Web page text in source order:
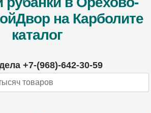
на Карболите
каталог
+7-(968)-642-30-59